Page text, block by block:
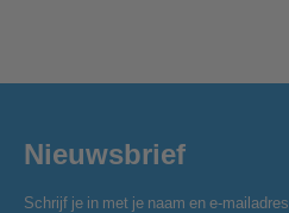
Nieuwsbrief
Schrijf je in met je naam en e-mailadres.